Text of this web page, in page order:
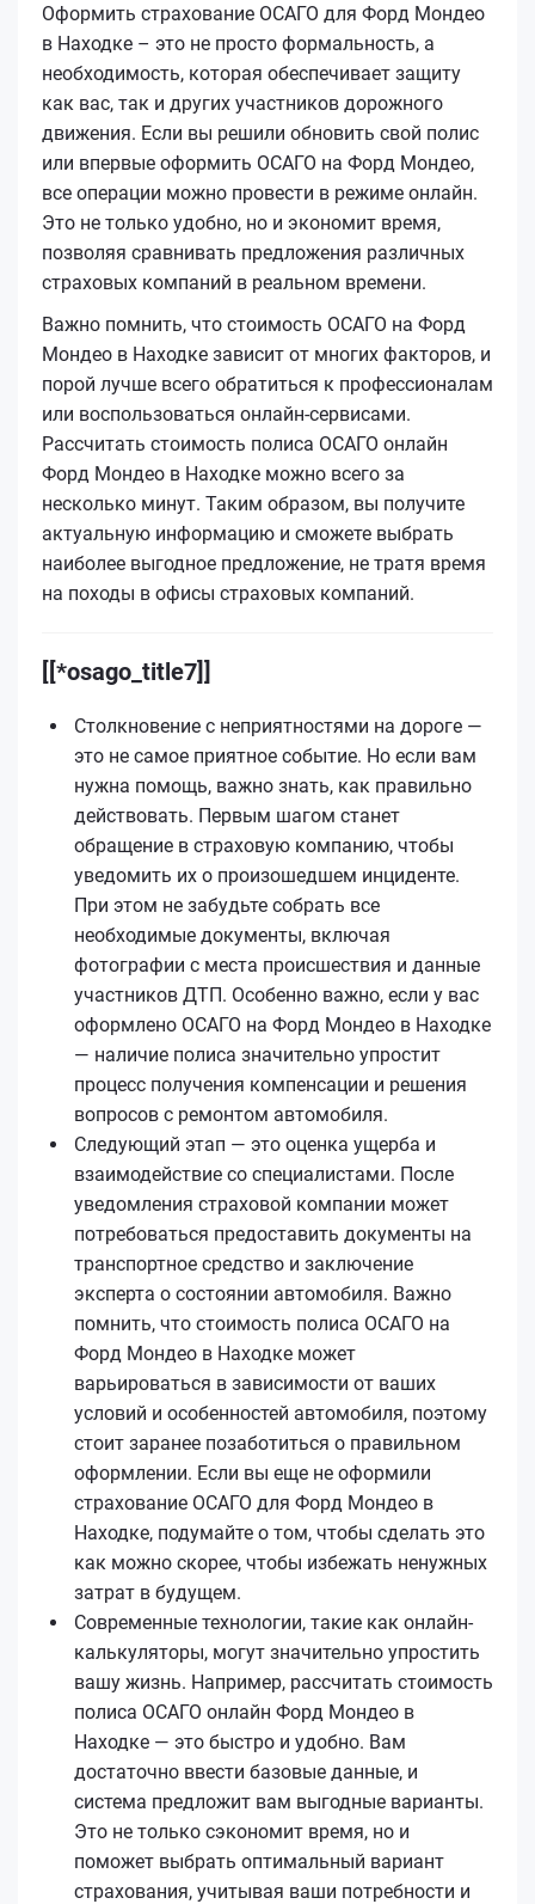
Оформить страхование ОСАГО для Форд Мондео
в Находке – это не просто формальность, а
необходимость, которая обеспечивает защиту
как вас, так и других участников дорожного
движения. Если вы решили обновить свой полис
или впервые оформить ОСАГО на Форд Мондео,
все операции можно провести в режиме онлайн.
Это не только удобно, но и экономит время,
позволяя сравнивать предложения различных
страховых компаний в реальном времени.
Важно помнить, что стоимость ОСАГО на Форд
Мондео в Находке зависит от многих факторов, и
порой лучше всего обратиться к профессионалам
или воспользоваться онлайн-сервисами.
Рассчитать стоимость полиса ОСАГО онлайн
Форд Мондео в Находке можно всего за
несколько минут. Таким образом, вы получите
актуальную информацию и сможете выбрать
наиболее выгодное предложение, не тратя время
на походы в офисы страховых компаний.
[[*osago_title7]]
Столкновение с неприятностями на дороге —
это не самое приятное событие. Но если вам
нужна помощь, важно знать, как правильно
действовать. Первым шагом станет
обращение в страховую компанию, чтобы
уведомить их о произошедшем инциденте.
При этом не забудьте собрать все
необходимые документы, включая
фотографии с места происшествия и данные
участников ДТП. Особенно важно, если у вас
оформлено ОСАГО на Форд Мондео в Находке
— наличие полиса значительно упростит
процесс получения компенсации и решения
вопросов с ремонтом автомобиля.
Следующий этап — это оценка ущерба и
взаимодействие со специалистами. После
уведомления страховой компании может
потребоваться предоставить документы на
транспортное средство и заключение
эксперта о состоянии автомобиля. Важно
помнить, что стоимость полиса ОСАГО на
Форд Мондео в Находке может
варьироваться в зависимости от ваших
условий и особенностей автомобиля, поэтому
стоит заранее позаботиться о правильном
оформлении. Если вы еще не оформили
страхование ОСАГО для Форд Мондео в
Находке, подумайте о том, чтобы сделать это
как можно скорее, чтобы избежать ненужных
затрат в будущем.
Современные технологии, такие как онлайн-
калькуляторы, могут значительно упростить
вашу жизнь. Например, рассчитать стоимость
полиса ОСАГО онлайн Форд Мондео в
Находке — это быстро и удобно. Вам
достаточно ввести базовые данные, и
система предложит вам выгодные варианты.
Это не только сэкономит время, но и
поможет выбрать оптимальный вариант
страхования, учитывая ваши потребности и